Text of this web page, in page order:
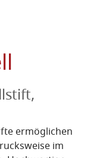
ermöglichen
im